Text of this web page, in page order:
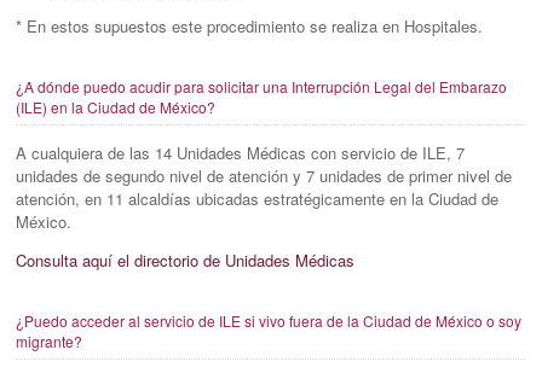
* En estos supuestos este procedimiento se realiza en Hospitales.
¿A dónde puedo acudir para solicitar una Interrupción Legal del Embarazo
(ILE) en la Ciudad de México?
A cualquiera de las 14 Unidades Médicas con servicio de ILE, 7
unidades de segundo nivel de atención y 7 unidades de primer nivel de
atención, en 11 alcaldías ubicadas estratégicamente en la Ciudad de
México.
Consulta aquí el directorio de Unidades Médicas
¿Puedo acceder al servicio de ILE si vivo fuera de la Ciudad de México o soy
migrante?